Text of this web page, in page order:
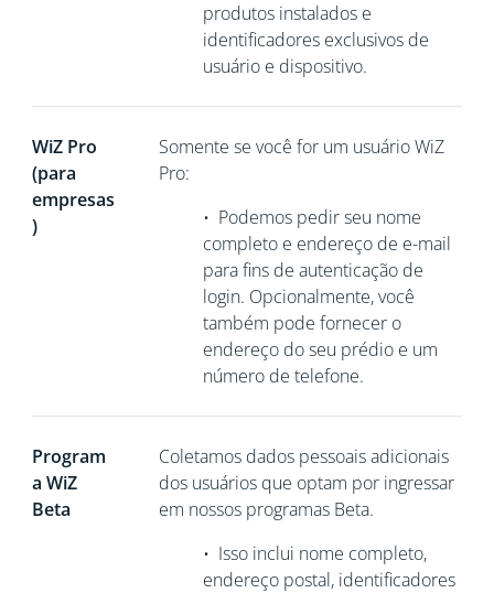
produtos instalados e
identificadores exclusivos de
usuário e dispositivo.
WiZ Pro
(para
empresas
)
Somente se você for um usuário WiZ
Pro:
• Podemos pedir seu nome
completo e endereço de e-mail
para fins de autenticação de
login. Opcionalmente, você
também pode fornecer o
endereço do seu prédio e um
número de telefone.
Program
a WiZ
Beta
Coletamos dados pessoais adicionais
dos usuários que optam por ingressar
em nossos programas Beta.
• Isso inclui nome completo,
endereço postal, identificadores